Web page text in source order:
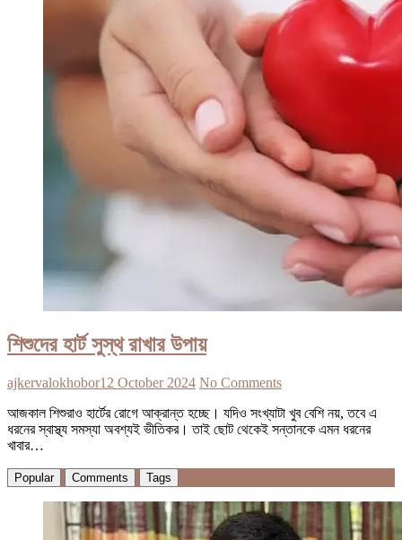
শিশুদের হার্ট সুস্থ রাখার উপায়
ajkervalokhobor12 October 2024 No Comments
আজকাল শিশুরাও হার্টের রোগে আক্রান্ত হচ্ছে। যদিও সংখ্যাটা খুব বেশি নয়, তবে এ
ধরনের স্বাস্থ্য সমস্যা অবশ্যই ভীতিকর। তাই ছোট থেকেই সন্তানকে এমন ধরনের
খাবার…
Popular Comments Tags